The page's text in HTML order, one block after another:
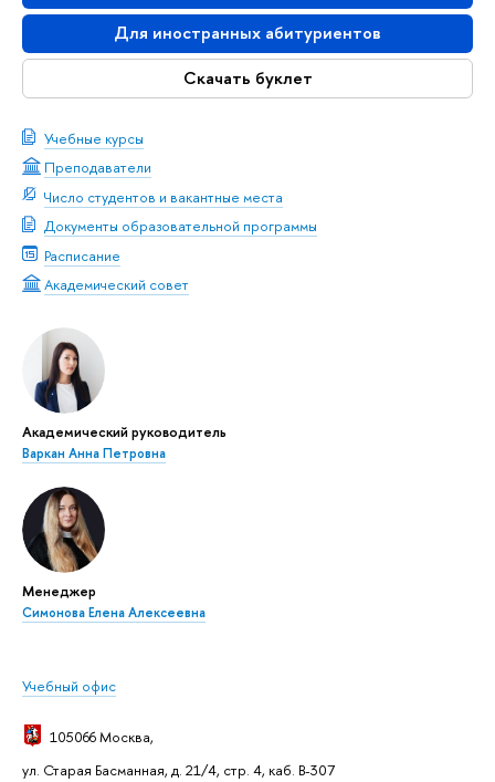
Для иностранных абитуриентов
Скачать буклет
Учебные курсы
Преподаватели
Число студентов и вакантные места
Документы образовательной программы
Расписание
Академический совет
Академический руководитель
Варкан Анна Петровна
Менеджер
Симонова Елена Алексеевна
Учебный офис
105066 Москва,
ул. Старая Басманная, д. 21/4, стр. 4, каб. В-307